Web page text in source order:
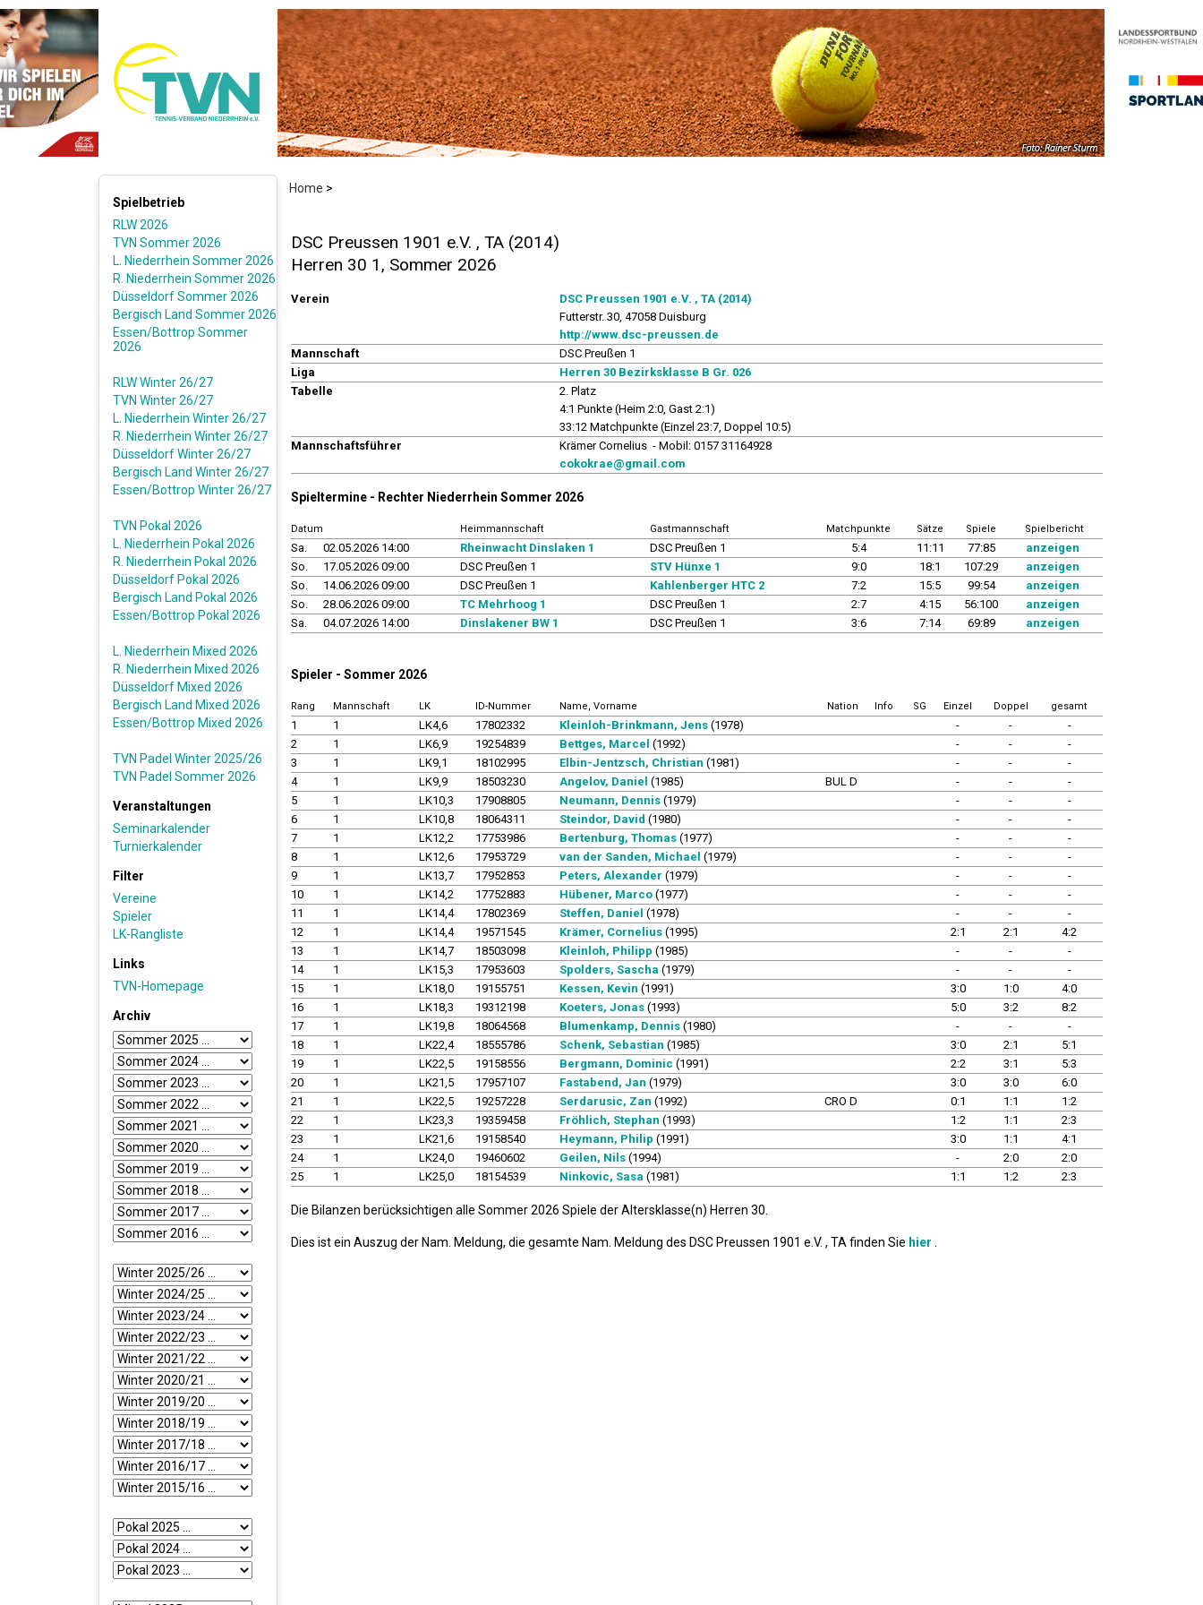
Home >
Spielbetrieb
RLW 2026
TVN Sommer 2026
L. Niederrhein Sommer 2026
R. Niederrhein Sommer 2026
Düsseldorf Sommer 2026
Bergisch Land Sommer 2026
Essen/Bottrop Sommer
2026
RLW Winter 26/27
TVN Winter 26/27
L. Niederrhein Winter 26/27
R. Niederrhein Winter 26/27
Düsseldorf Winter 26/27
Bergisch Land Winter 26/27
Essen/Bottrop Winter 26/27
TVN Pokal 2026
L. Niederrhein Pokal 2026
R. Niederrhein Pokal 2026
Düsseldorf Pokal 2026
Bergisch Land Pokal 2026
Essen/Bottrop Pokal 2026
L. Niederrhein Mixed 2026
R. Niederrhein Mixed 2026
Düsseldorf Mixed 2026
Bergisch Land Mixed 2026
Essen/Bottrop Mixed 2026
TVN Padel Winter 2025/26
TVN Padel Sommer 2026
Veranstaltungen
Seminarkalender
Turnierkalender
Filter
Vereine
Spieler
LK-Rangliste
Links
TVN-Homepage
Archiv
DSC Preussen 1901 e.V. , TA (2014)
Herren 30 1, Sommer 2026
Verein
DSC Preussen 1901 e.V. , TA (2014)
Futterstr. 30, 47058 Duisburg
http://www.dsc-preussen.de
Mannschaft
DSC Preußen 1
Liga
Herren 30 Bezirksklasse B Gr. 026
Tabelle
2. Platz
4:1 Punkte (Heim 2:0, Gast 2:1)
33:12 Matchpunkte (Einzel 23:7, Doppel 10:5)
Mannschaftsführer
Krämer Cornelius - Mobil: 0157 31164928
cokokrae@gmail.com
Spieltermine - Rechter Niederrhein Sommer 2026
Datum Heimmannschaft Gastmannschaft Matchpunkte Sätze Spiele Spielbericht
Sa. 02.05.2026 14:00 Rheinwacht Dinslaken 1 DSC Preußen 1 5:4 11:11 77:85
anzeigen
So.
17.05.2026 09:00 DSC Preußen 1 STV Hünxe 1 9:0 18:1 107:29
anzeigen
So.
14.06.2026 09:00 DSC Preußen 1 Kahlenberger HTC 2 7:2 15:5 99:54
anzeigen
So.
28.06.2026 09:00 TC Mehrhoog 1 DSC Preußen 1 2:7 4:15 56:100
anzeigen
Sa.
04.07.2026 14:00 Dinslakener BW 1 DSC Preußen 1 3:6 7:14 69:89 anzeigen
Spieler - Sommer 2026
Rang Mannschaft LK ID-Nummer Name, Vorname Nation Info SG Einzel Doppel gesamt
1 1 LK4,6 17802332 Kleinloh-Brinkmann, Jens (1978) - -
-
2
1 LK6,9 19254839 Bettges, Marcel (1992) - -
-
3
1 LK9,1 18102995 Elbin-Jentzsch, Christian (1981) - -
-
4
1 LK9,9 18503230 Angelov, Daniel (1985) BUL D - -
-
5
1 LK10,3 17908805 Neumann, Dennis (1979) - -
-
6
1 LK10,8 18064311 Steindor, David (1980) - -
-
7
1 LK12,2 17753986 Bertenburg, Thomas (1977) - -
-
8
1 LK12,6 17953729 van der Sanden, Michael (1979) - -
-
9
1 LK13,7 17952853 Peters, Alexander (1979) - -
-
10
1 LK14,2 17752883 Hübener, Marco (1977) - -
-
11
1 LK14,4 17802369 Steffen, Daniel (1978) - -
-
12
1 LK14,4 19571545 Krämer, Cornelius (1995) 2:1 2:1
4:2
13
1 LK14,7 18503098 Kleinloh, Philipp (1985) - -
-
14
1 LK15,3 17953603 Spolders, Sascha (1979) - -
-
15
1 LK18,0 19155751 Kessen, Kevin (1991) 3:0 1:0
4:0
16
1 LK18,3 19312198 Koeters, Jonas (1993) 5:0 3:2
8:2
17
1 LK19,8 18064568 Blumenkamp, Dennis (1980) - -
-
18
1 LK22,4 18555786 Schenk, Sebastian (1985) 3:0 2:1
5:1
19
1 LK22,5 19158556 Bergmann, Dominic (1991) 2:2 3:1
5:3
20
1 LK21,5 17957107 Fastabend, Jan (1979) 3:0 3:0
6:0
21
1 LK22,5 19257228 Serdarusic, Zan (1992) CRO D 0:1 1:1
1:2
22
1 LK23,3 19359458 Fröhlich, Stephan (1993) 1:2 1:1
2:3
23
1 LK21,6 19158540 Heymann, Philip (1991) 3:0 1:1
4:1
24
1 LK24,0 19460602 Geilen, Nils (1994) - 2:0
2:0
25
1 LK25,0 18154539 Ninkovic, Sasa (1981) 1:1 1:2 2:3
Die Bilanzen berücksichtigen alle Sommer 2026 Spiele der Altersklasse(n) Herren 30.
Dies ist ein Auszug der Nam. Meldung, die gesamte Nam. Meldung des DSC Preussen 1901 e.V. , TA finden Sie hier